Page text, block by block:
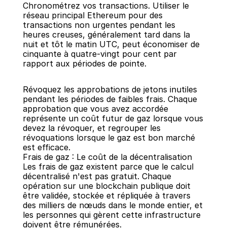
Chronométrez vos transactions. Utiliser le
réseau principal Ethereum pour des
transactions non urgentes pendant les
heures creuses, généralement tard dans la
nuit et tôt le matin UTC, peut économiser de
cinquante à quatre-vingt pour cent par
rapport aux périodes de pointe.
Révoquez les approbations de jetons inutiles
pendant les périodes de faibles frais. Chaque
approbation que vous avez accordée
représente un coût futur de gaz lorsque vous
devez la révoquer, et regrouper les
révoquations lorsque le gaz est bon marché
est efficace.
Frais de gaz : Le coût de la décentralisation
Les frais de gaz existent parce que le calcul
décentralisé n'est pas gratuit. Chaque
opération sur une blockchain publique doit
être validée, stockée et répliquée à travers
des milliers de nœuds dans le monde entier, et
les personnes qui gèrent cette infrastructure
doivent être rémunérées.